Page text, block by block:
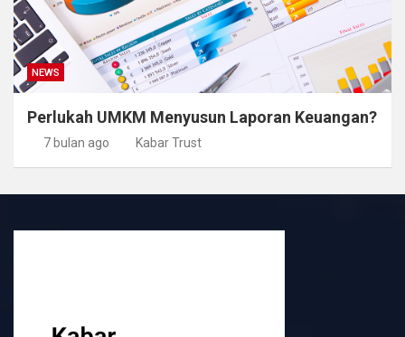
NEWS
Perlukah UMKM Menyusun Laporan Keuangan?
7 bulan ago Kabar Trust